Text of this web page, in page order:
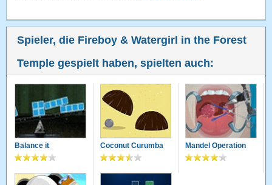
Spieler, die Fireboy & Watergirl in the Forest
Temple gespielt haben, spielten auch:
Balance it Coconut Curumba Mandel Operation